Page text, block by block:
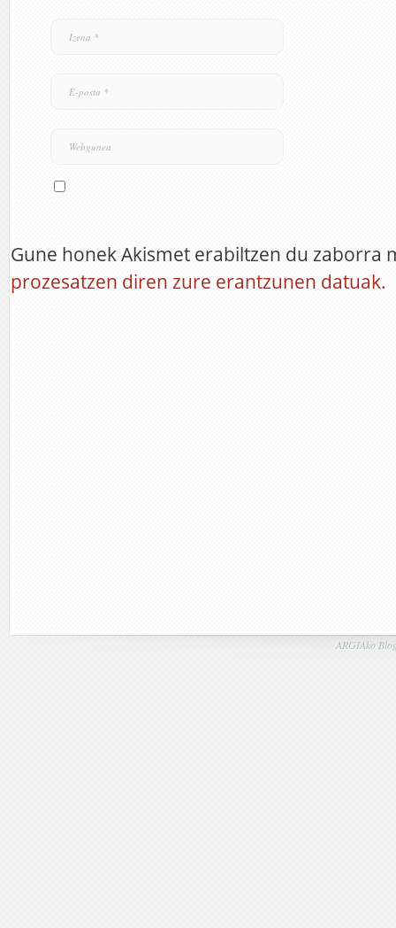
Gune honek Akismet erabiltzen du zaborra
prozesatzen diren zure erantzunen datuak.
ARGIAko